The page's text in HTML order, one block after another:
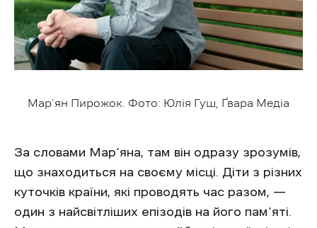
Мар’ян Пирожок. Фото: Юлія Гуш, Ґвара Медіа
За словами Мар’яна, там він одразу зрозумів,
що знаходиться на своєму місці. Діти з різних
куточків країни, які проводять час разом, —
один з найсвітліших епізодів на його пам’яті.